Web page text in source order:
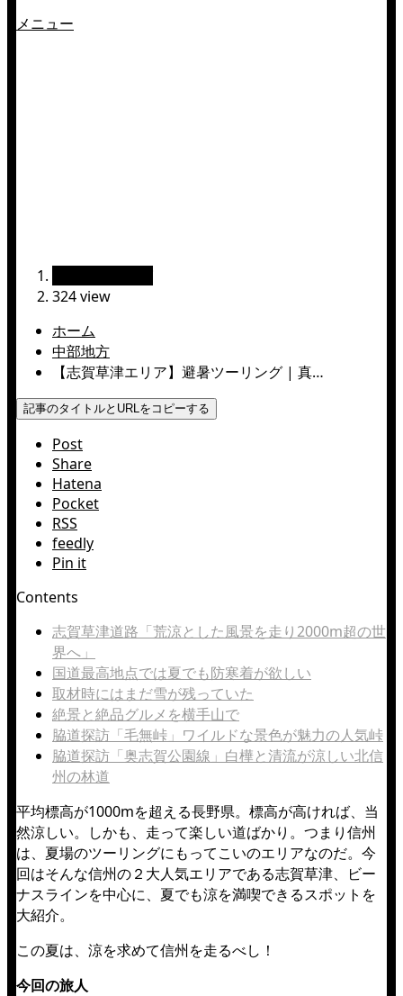
メニュー
324 view
ホーム
中部地方
【志賀草津エリア】避暑ツーリング | 真…
記事のタイトルとURLをコピーする
Post
Share
Hatena
Pocket
RSS
feedly
Pin it
Contents
志賀草津道路「荒涼とした風景を走り2000m超の世
界へ」
国道最高地点では夏でも防寒着が欲しい
取材時にはまだ雪が残っていた
絶景と絶品グルメを横手山で
脇道探訪「毛無峠」ワイルドな景色が魅力の人気峠
脇道探訪「奥志賀公園線」白樺と清流が涼しい北信
州の林道
平均標高が1000mを超える長野県。標高が高ければ、当
然涼しい。しかも、走って楽しい道ばかり。つまり信州
は、夏場のツーリングにもってこいのエリアなのだ。今
回はそんな信州の２大人気エリアである志賀草津、ビー
ナスラインを中心に、夏でも涼を満喫できるスポットを
大紹介。
この夏は、涼を求めて信州を走るべし！
今回の旅人